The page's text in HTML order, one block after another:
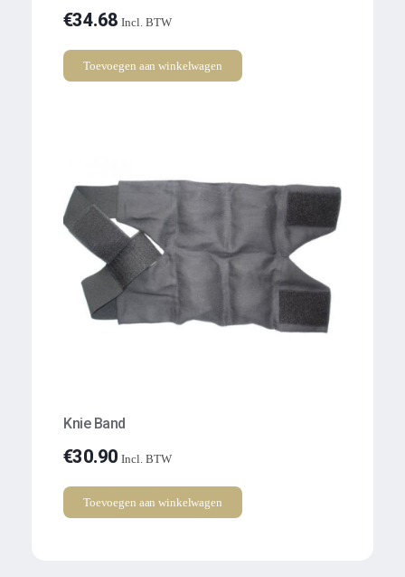
€34.68 Incl. BTW
Toevoegen aan winkelwagen
Knie Band
€30.90 Incl. BTW
Toevoegen aan winkelwagen